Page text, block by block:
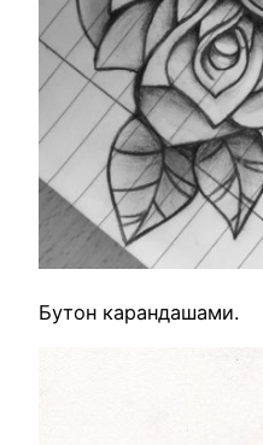
Бутон карандашами.